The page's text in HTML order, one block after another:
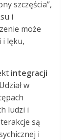
szczęścia”,
i
może
i lęku,
integracji
w
ludzi i
są
i